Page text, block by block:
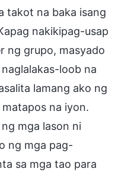
takot na baka isang
nakikipag-usap
ng grupo, masyado
loob na
lamang ako ng
na iyon.
mga lason ni
ng mga pag-
sa mga tao para